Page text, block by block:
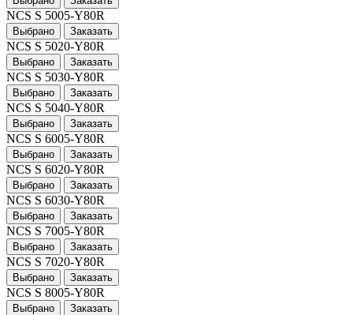
NCS S 5005-Y80R
Выбрано Заказать
NCS S 5020-Y80R
Выбрано Заказать
NCS S 5030-Y80R
Выбрано Заказать
NCS S 5040-Y80R
Выбрано Заказать
NCS S 6005-Y80R
Выбрано Заказать
NCS S 6020-Y80R
Выбрано Заказать
NCS S 6030-Y80R
Выбрано Заказать
NCS S 7005-Y80R
Выбрано Заказать
NCS S 7020-Y80R
Выбрано Заказать
NCS S 8005-Y80R
Выбрано Заказать